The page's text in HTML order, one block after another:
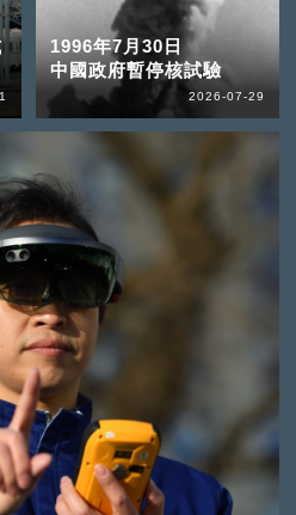
1996年7月30日
中國政府暫停核試驗
2026-07-29